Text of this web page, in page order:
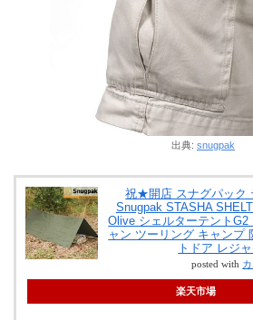
出典: snugpak
祝★開店 スナグパック
Snugpak STASHA
Olive シェルターテント
ャン ツーリング キャンプ
トドア レジ
posted with
楽天市場